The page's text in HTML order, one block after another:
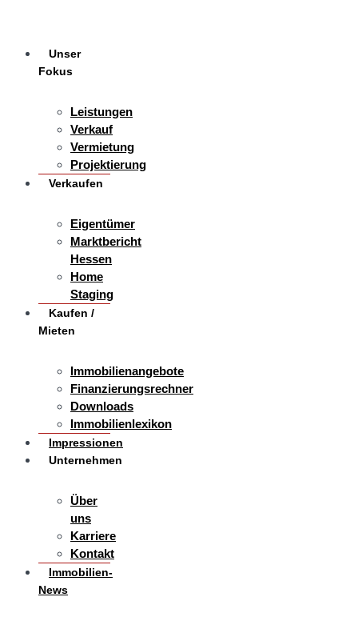
Unser
Fokus
Leistungen
Verkauf
Vermietung
Projektierung
Verkaufen
Eigentümer
Marktbericht
Hessen
Home
Staging
Kaufen /
Mieten
Immobilienangebote
Finanzierungsrechner
Downloads
Immobilienlexikon
Impressionen
Unternehmen
Über
uns
Karriere
Kontakt
Immobilien-
News